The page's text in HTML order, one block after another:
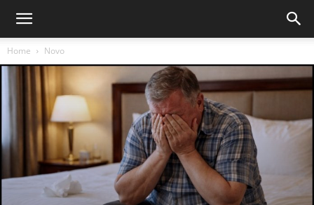
Home Novo